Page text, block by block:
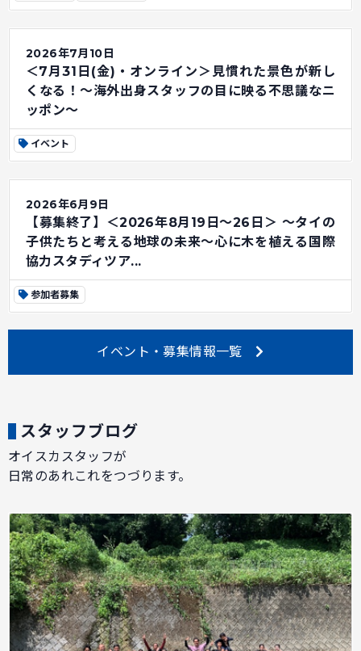
2026年7月10日
＜7月31日(金)・オンライン＞見慣れた景色が新し
くなる！～海外出身スタッフの目に映る不思議なニ
ッポン～
イベント
2026年6月9日
【募集終了】＜2026年8月19日～26日＞ ～タイの
子供たちと考える地球の未来～心に木を植える国際
協力スタディツア...
参加者募集
イベント・募集情報一覧
スタッフブログ
オイスカスタッフが
日常のあれこれをつづります。